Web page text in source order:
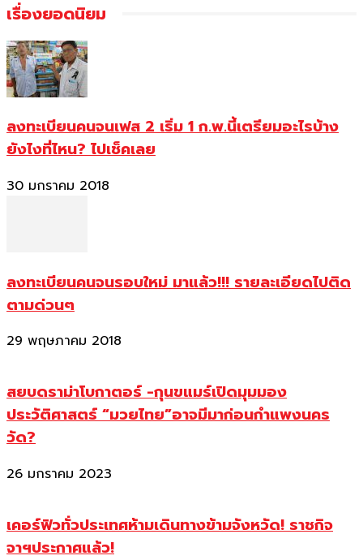
เรื่องยอดนิยม
ลงทะเบียนคนจนเฟส 2 เริ่ม 1 ก.พ.นี้เตรียมอะไรบ้าง
ยังไงที่ไหน? ไปเช็คเลย
30 มกราคม 2018
ลงทะเบียนคนจนรอบใหม่ มาแล้ว!!! รายละเอียดไปติด
ตามด่วนๆ
29 พฤษภาคม 2018
สยบดราม่าโบกาตอร์ -กุนขแมร์เปิดมุมมอง
ประวัติศาสตร์ “มวยไทย”อาจมีมาก่อนกำแพงนคร
วัด?
26 มกราคม 2023
เคอร์ฟิวทั่วประเทศห้ามเดินทางข้ามจังหวัด! ราชกิจ
จาฯประกาศแล้ว!